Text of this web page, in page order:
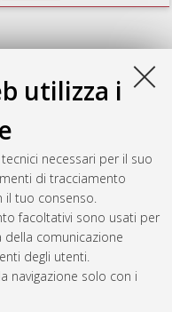
utilizza i
necessari per il suo
di tracciamento
il tuo consenso.
facoltativi sono usati per
della comunicazione
degli utenti.
navigazione solo con i
of several strains of the
the Bilbao estuary.
Corso di Studio in
7 06:39:42 2026 CEST